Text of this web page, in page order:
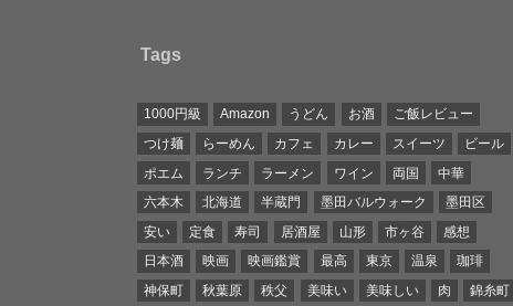
Tags
1000円級 Amazon うどん お酒
ご飯レビュー
つけ麺
らーめん カフェ カレー スイーツ
ビール
ポエム
ランチ ラーメン ワイン 両国
中華
六本木
北海道 半蔵門 墨田バルウォーク
墨田区
安い
定食 寿司 居酒屋 山形 市ヶ谷
感想
日本酒
映画 映画鑑賞 最高 東京 温泉
珈琲
神保町
秋葉原 秩父 美味い 美味しい 肉 錦糸町